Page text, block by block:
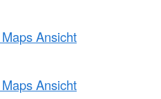
Ansicht
Ansicht